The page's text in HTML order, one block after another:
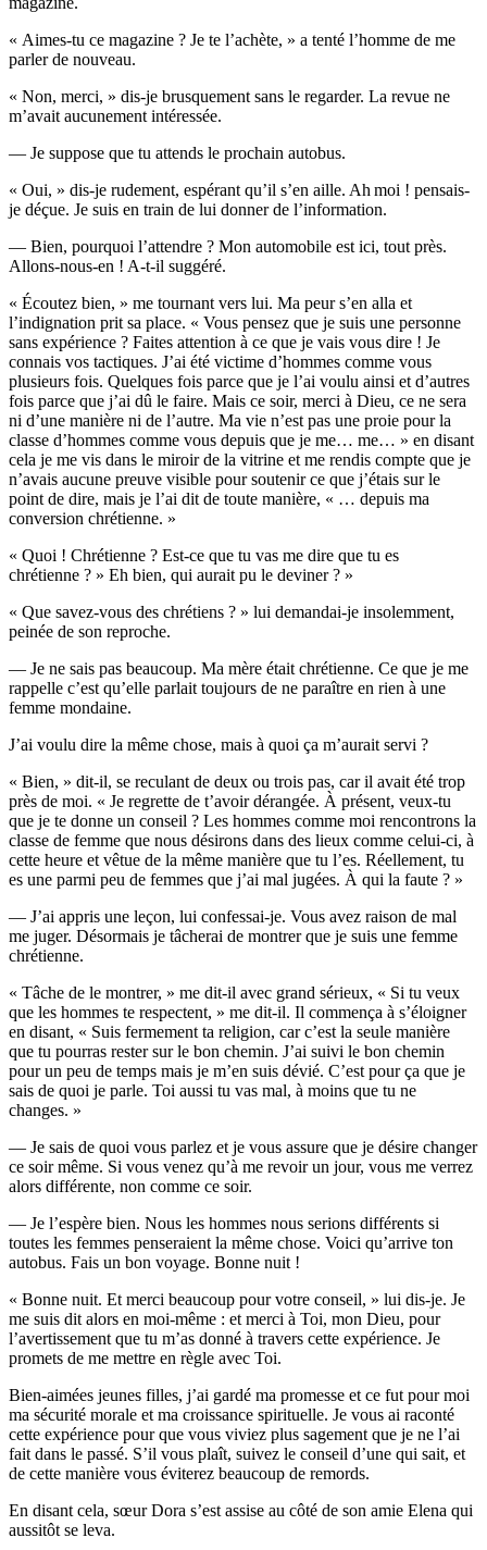
« Aimes-tu ce magazine ? Je te l’achète, » a tenté l’homme de me
parler de nouveau.
« Non, merci, » dis-je brusquement sans le regarder. La revue ne
m’avait aucunement intéressée.
— Je suppose que tu attends le prochain autobus.
« Oui, » dis-je rudement, espérant qu’il s’en aille. Ah moi ! pensais-
je déçue. Je suis en train de lui donner de l’information.
— Bien, pourquoi l’attendre ? Mon automobile est ici, tout près.
Allons-nous-en ! A-t-il suggéré.
« Écoutez bien, » me tournant vers lui. Ma peur s’en alla et
l’indignation prit sa place. « Vous pensez que je suis une personne
sans expérience ? Faites attention à ce que je vais vous dire ! Je
connais vos tactiques. J’ai été victime d’hommes comme vous
plusieurs fois. Quelques fois parce que je l’ai voulu ainsi et d’autres
fois parce que j’ai dû le faire. Mais ce soir, merci à Dieu, ce ne sera
ni d’une manière ni de l’autre. Ma vie n’est pas une proie pour la
classe d’hommes comme vous depuis que je me… me… » en disant
cela je me vis dans le miroir de la vitrine et me rendis compte que je
n’avais aucune preuve visible pour soutenir ce que j’étais sur le
point de dire, mais je l’ai dit de toute manière, « … depuis ma
conversion chrétienne. »
« Quoi ! Chrétienne ? Est-ce que tu vas me dire que tu es
chrétienne ? » Eh bien, qui aurait pu le deviner ? »
« Que savez-vous des chrétiens ? » lui demandai-je insolemment,
peinée de son reproche.
— Je ne sais pas beaucoup. Ma mère était chrétienne. Ce que je me
rappelle c’est qu’elle parlait toujours de ne paraître en rien à une
femme mondaine.
J’ai voulu dire la même chose, mais à quoi ça m’aurait servi ?
« Bien, » dit-il, se reculant de deux ou trois pas, car il avait été trop
près de moi. « Je regrette de t’avoir dérangée. À présent, veux-tu
que je te donne un conseil ? Les hommes comme moi rencontrons la
classe de femme que nous désirons dans des lieux comme celui-ci, à
cette heure et vêtue de la même manière que tu l’es. Réellement, tu
es une parmi peu de femmes que j’ai mal jugées. À qui la faute ? »
— J’ai appris une leçon, lui confessai-je. Vous avez raison de mal
me juger. Désormais je tâcherai de montrer que je suis une femme
chrétienne.
« Tâche de le montrer, » me dit-il avec grand sérieux, « Si tu veux
que les hommes te respectent, » me dit-il. Il commença à s’éloigner
en disant, « Suis fermement ta religion, car c’est la seule manière
que tu pourras rester sur le bon chemin. J’ai suivi le bon chemin
pour un peu de temps mais je m’en suis dévié. C’est pour ça que je
sais de quoi je parle. Toi aussi tu vas mal, à moins que tu ne
changes. »
— Je sais de quoi vous parlez et je vous assure que je désire changer
ce soir même. Si vous venez qu’à me revoir un jour, vous me verrez
alors différente, non comme ce soir.
— Je l’espère bien. Nous les hommes nous serions différents si
toutes les femmes penseraient la même chose. Voici qu’arrive ton
autobus. Fais un bon voyage. Bonne nuit !
« Bonne nuit. Et merci beaucoup pour votre conseil, » lui dis-je. Je
me suis dit alors en moi-même : et merci à Toi, mon Dieu, pour
l’avertissement que tu m’as donné à travers cette expérience. Je
promets de me mettre en règle avec Toi.
Bien-aimées jeunes filles, j’ai gardé ma promesse et ce fut pour moi
ma sécurité morale et ma croissance spirituelle. Je vous ai raconté
cette expérience pour que vous viviez plus sagement que je ne l’ai
fait dans le passé. S’il vous plaît, suivez le conseil d’une qui sait, et
de cette manière vous éviterez beaucoup de remords.
En disant cela, sœur Dora s’est assise au côté de son amie Elena qui
aussitôt se leva.